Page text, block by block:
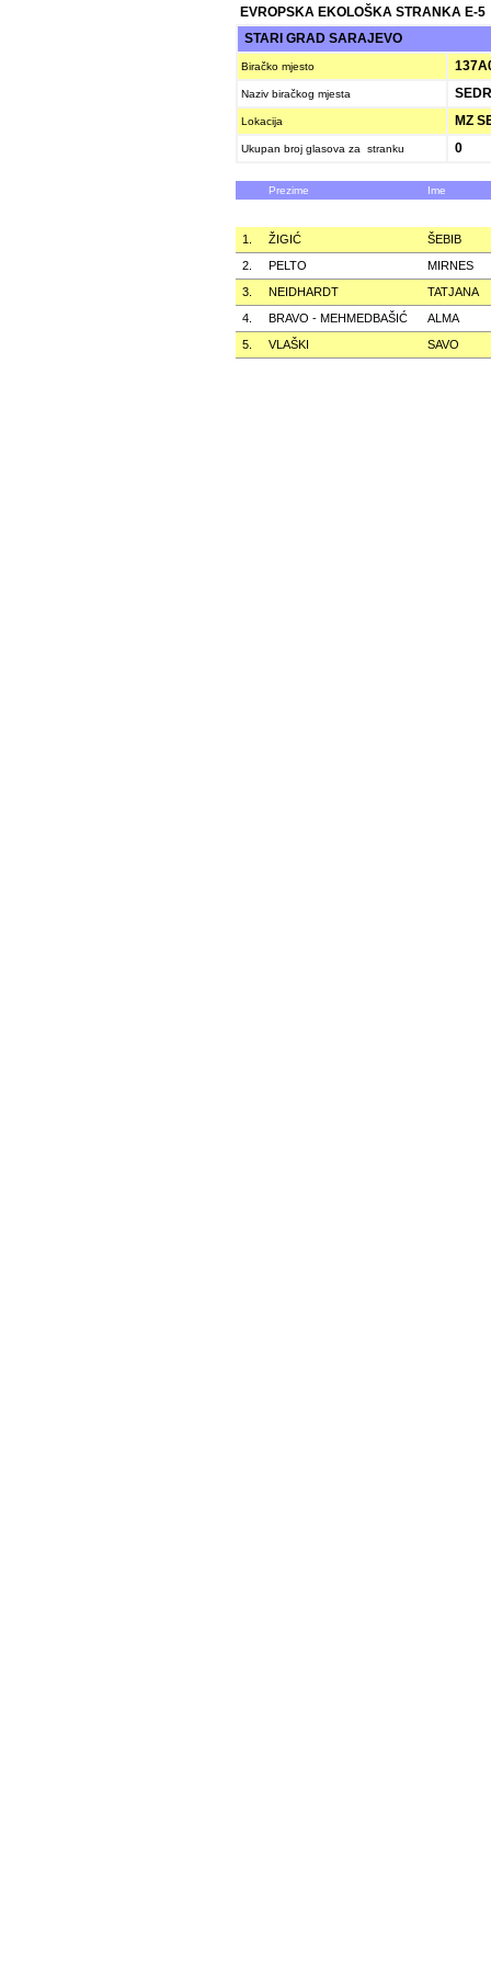
EVROPSKA EKOLOŠKA STRANKA E-5
STARI GRAD SARAJEVO
Biračko mjesto
Naziv biračkog mjesta
Lokacija MZ
Ukupan broj glasova za stranku 0
Prezime Ime
1. ŽIGIĆ
ŠEBIB
2.
PELTO
MIRNES
3.
NEIDHARDT
TATJANA
4.
BRAVO - MEHMEDBAŠIĆ
ALMA
5.
VLAŠKI SAVO